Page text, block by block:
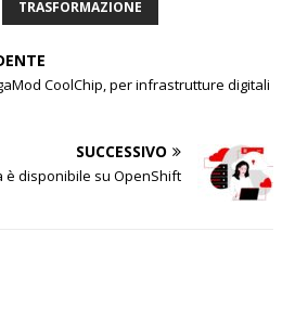
TRASFORMAZIONE
CoolChip, per infrastrutture digitali
SUCCESSIVO
è disponibile su OpenShift